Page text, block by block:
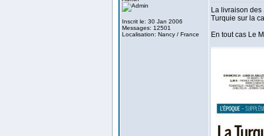
Inscrit le: 30 Jan 2006
Messages: 12501
Localisation: Nancy / France
La livraison
Turquie sur la
En tout cas Le